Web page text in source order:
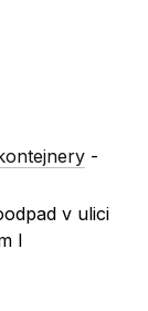
-
v ulici
I